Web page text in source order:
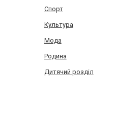
Спорт
Культура
Мода
Родина
Дитячий розділ